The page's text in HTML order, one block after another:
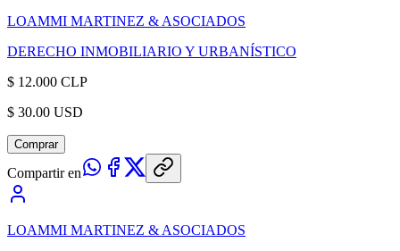
LOAMMI MARTINEZ & ASOCIADOS
DERECHO INMOBILIARIO Y URBANÍSTICO
$ 12.000 CLP
$ 30.00 USD
Comprar
Compartir en
LOAMMI MARTINEZ & ASOCIADOS